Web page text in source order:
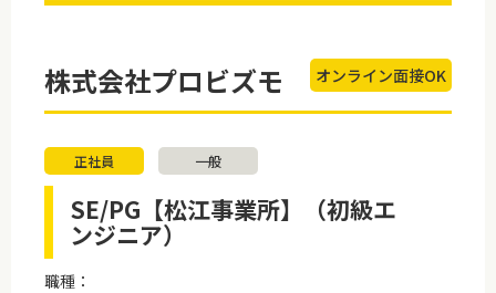
株式会社プロビズモ オンライン面接OK
正社員 一般
SE/PG【松江事業所】（初級エ
ンジニア）
職種：